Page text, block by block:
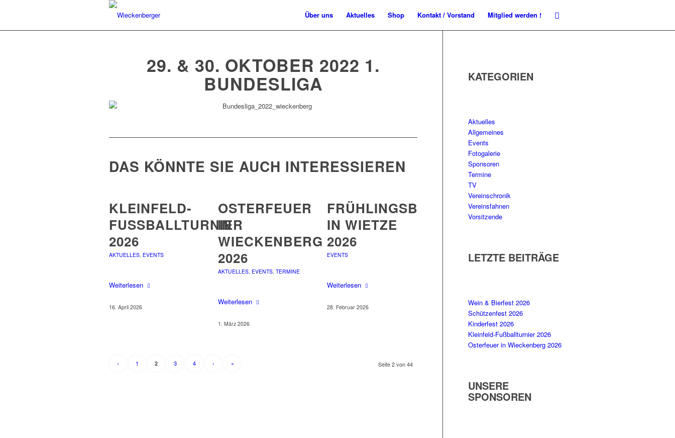
Über uns Aktuelles Shop Kontakt / Vorstand Mitglied werden !
29. & 30. OKTOBER 2022 1.
BUNDESLIGA
DAS KÖNNTE SIE AUCH INTERESSIEREN
KLEINFELD-
FUSSBALLTURNIER 2
026
AKTUELLES, EVENTS
Weiterlesen
16. April 2026
OSTERFEUER
IN
WIECKENBERG
2026
AKTUELLES, EVENTS,TERMINE
Weiterlesen
1. März 2026
FRÜHLINGSBALL
IN WIETZE
2026
EVENTS
Weiterlesen
28. Februar 2026
Seite 2 von 44
‹ 1 2 3 4 › »
KATEGORIEN
Aktuelles
Allgemeines
Events
Fotogalerie
Sponsoren
Termine
TV
Vereinschronik
Vereinsfahnen
Vorsitzende
LETZTE BEITRÄGE
Wein & Bierfest 2026
Schützenfest 2026
Kinderfest 2026
Kleinfeld-Fußballturnier 2026
Osterfeuer in Wieckenberg 2026
UNSERE
SPONSOREN